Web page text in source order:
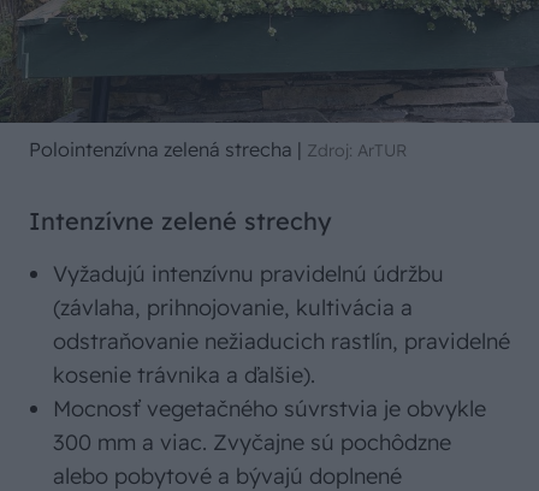
Polointenzívna zelená strecha | Zdroj: ArTUR
Intenzívne zelené strechy
Vyžadujú intenzívnu pravidelnú údržbu
(závlaha, prihnojovanie, kultivácia a
odstraňovanie nežiaducich rastlín, pravidelné
kosenie trávnika a ďalšie).
Mocnosť vegetačného súvrstvia je obvykle
300 mm a viac. Zvyčajne sú pochôdzne
alebo pobytové a bývajú doplnené